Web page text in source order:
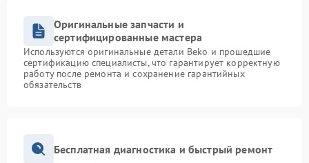
Оригинальные запчасти и
сертифицированные мастера
Используются оригинальные детали Beko и прошедшие
сертификацию специалисты, что гарантирует корректную
работу после ремонта и сохранение гарантийных
обязательств
Бесплатная диагностика и быстрый ремонт